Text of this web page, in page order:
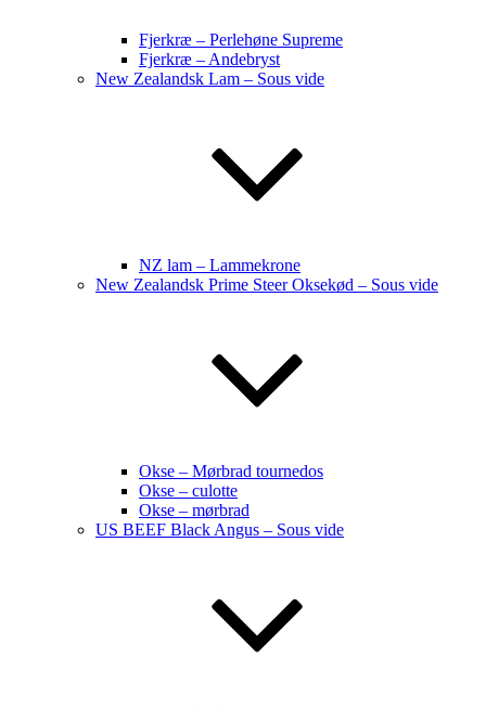
Fjerkræ – Perlehøne Supreme
Fjerkræ – Andebryst
New Zealandsk Lam – Sous vide
NZ lam – Lammekrone
New Zealandsk Prime Steer Oksekød – Sous vide
Okse – Mørbrad tournedos
Okse – culotte
Okse – mørbrad
US BEEF Black Angus – Sous vide